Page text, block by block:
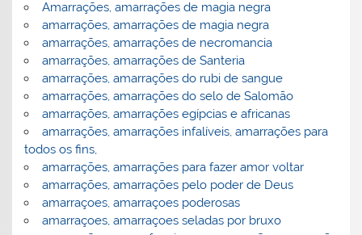
Amarrações, amarrações de magia negra
amarrações, amarrações de magia negra
amarrações, amarrações de necromancia
amarrações, amarrações de Santeria
amarrações, amarrações do rubi de sangue
amarrações, amarrações do selo de Salomão
amarrações, amarrações egípcias e africanas
amarrações, amarrações infalíveis, amarrações para
todos os fins,
amarrações, amarrações para fazer amor voltar
amarrações, amarrações pelo poder de Deus
amarraçoes, amarraçoes poderosas
amarraçoes, amarraçoes seladas por bruxo